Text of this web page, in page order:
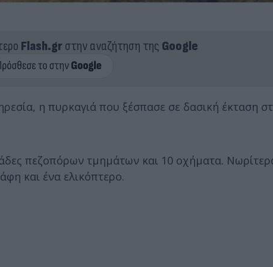
Flash.grστην αναζήτηση της Google
η πυρκαγιά που ξέσπασε σε δασική έκταση
πεζοπόρων τμημάτων και 10 οχήματα.
και ένα ελικόπτερο.